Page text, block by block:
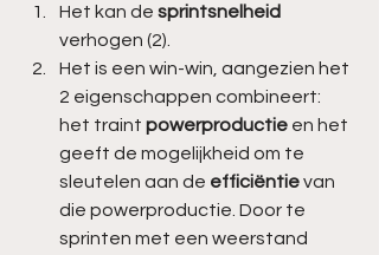
Het kan de sprintsnelheid
verhogen (2).
Het is een win-win, aangezien het
2 eigenschappen combineert:
het traint powerproductie en het
geeft de mogelijkheid om te
sleutelen aan de efficiëntie van
die powerproductie. Door te
sprinten met een weerstand